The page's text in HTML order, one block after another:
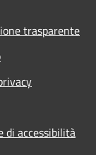
trasparente
di accessibilità